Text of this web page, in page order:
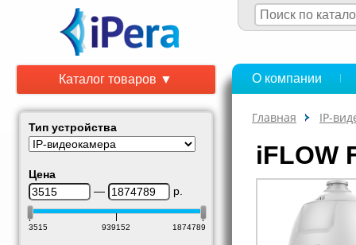
Каталог товаров ▼
Тип устройства
Цена
—
р.
3515 939152 1874789
О компании
Главная IP-
iFLOW